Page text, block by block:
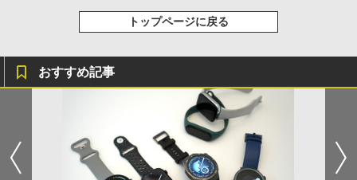
トップページに戻る
おすすめ記事